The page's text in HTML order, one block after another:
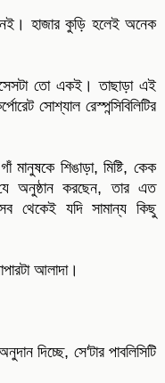
হাজার কুড়ি হলেই অনেক
তো একই। তাছাড়া এই
সোশ্যাল রেস্পন্সিবিলিটির
শিঙাড়া, মিষ্টি, কেক
অনুষ্ঠান করছেন, তার এত
থেকেই যদি সামান্য কিছু
আলাদা।
দিচ্ছে, সে'টার পাবলিসিটি